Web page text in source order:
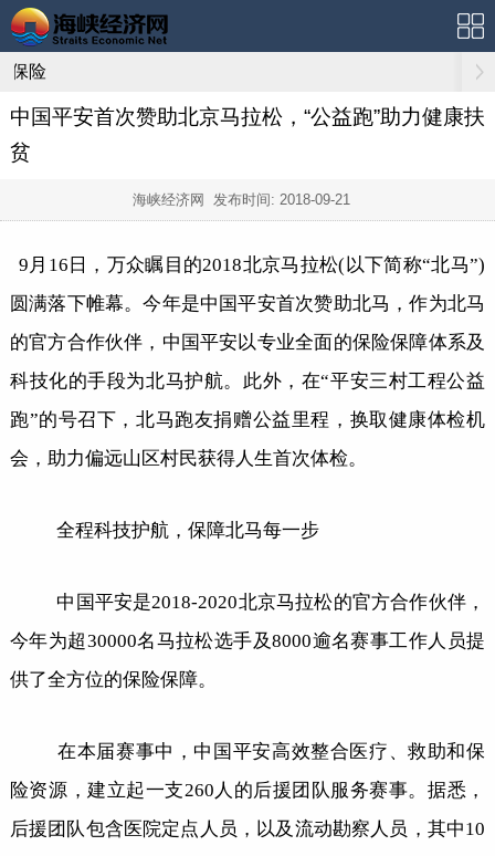
保险
中国平安首次赞助北京马拉松，“公益跑”助力健康扶
贫
海峡经济网 发布时间: 2018-09-21
9月16日，万众瞩目的2018北京马拉松(以下简称“北马”)
圆满落下帷幕。今年是中国平安首次赞助北马，作为北马
的官方合作伙伴，中国平安以专业全面的保险保障体系及
科技化的手段为北马护航。此外，在“平安三村工程公益
跑”的号召下，北马跑友捐赠公益里程，换取健康体检机
会，助力偏远山区村民获得人生首次体检。
全程科技护航，保障北马每一步
中国平安是2018-2020北京马拉松的官方合作伙伴，
今年为超30000名马拉松选手及8000逾名赛事工作人员提
供了全方位的保险保障。
在本届赛事中，中国平安高效整合医疗、救助和保
险资源，建立起一支260人的后援团队服务赛事。据悉，
后援团队包含医院定点人员，以及流动勘察人员，其中10